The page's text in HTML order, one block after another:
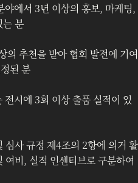
야에서 3년 이상의 홍보, 마케팅,
는 분
의 추천을 받아 협회 발전에 기여
된 분
시에 3회 이상 출품 실적이 있
심사 규정 제4조의 2항에 의거 활
여비, 실적 인센티브로 구분하여